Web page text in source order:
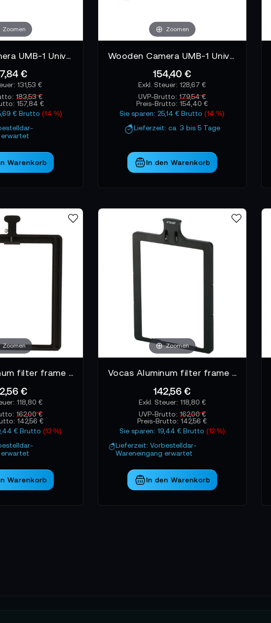
Zoomen
Wooden Camera UMB-1 Universal Mattebox - 19mm Adapter
€
131,53 €
183,53 €
157,84 €
€ Brutto (14 %)
erwartet
Warenkorb
Zoomen
Wooden Camera UMB-1 Universal Mattebox - 15mm Studio Adapter
154,40 €
128,67 €
UVP-Brutto:179,54 €
Preis-Brutto:154,40 €
Sie sparen: 25,14 € Brutto(14 %)
Lieferzeit: ca. 3 bis 5 Tage
In den Warenkorb
Zoomen
Vocas Aluminum filter frame 4" x 5"
€
118,80 €
162,00 €
142,56 €
€ Brutto (12 %)
erwartet
Warenkorb
Zoomen
Vocas Aluminum filter frame 4" x 5,65"
142,56 €
118,80 €
UVP-Brutto: 162,00 €
Preis-Brutto:142,56 €
Sie sparen: 19,44 € Brutto (12 %)
Lieferzeit: Vorbestelldar-
Wareneingang erwartet
In den Warenkorb